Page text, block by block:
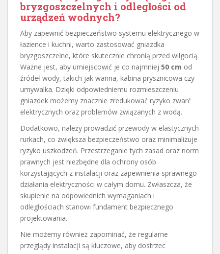
bryzgoszczelnych i odległości od
urządzeń wodnych?
Aby zapewnić bezpieczeństwo systemu elektrycznego w
łazience i kuchni, warto zastosować gniazdka
bryzgoszczelne, które skutecznie chronią przed wilgocią.
Ważne jest, aby umiejscowić je co najmniej 50 cm od
źródeł wody, takich jak wanna, kabina prysznicowa czy
umywalka. Dzięki odpowiedniemu rozmieszczeniu
gniazdek możemy znacznie zredukować ryzyko zwarć
elektrycznych oraz problemów związanych z wodą.
Dodatkowo, należy prowadzić przewody w elastycznych
rurkach, co zwiększa bezpieczeństwo oraz minimalizuje
ryzyko uszkodzeń. Przestrzeganie tych zasad oraz norm
prawnych jest niezbędne dla ochrony osób
korzystających z instalacji oraz zapewnienia sprawnego
działania elektryczności w całym domu. Zwłaszcza, że
skupienie na odpowiednich wymaganiach i
odległościach stanowi fundament bezpiecznego
projektowania.
Nie możemy również zapominać, że regularne
przeglądy instalacji są kluczowe, aby dostrzec